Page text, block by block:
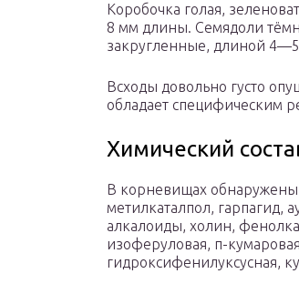
Коробочка голая,
8 мм длины. Семядоли
закругленные, длиной
Всходы довольно густо
обладает специфическим
Химический
В корневищах обнаружены
метилкаталпол, гарпагид,
алкалоиды, холин,
изоферуловая, п-
гидроксифенилуксусная,